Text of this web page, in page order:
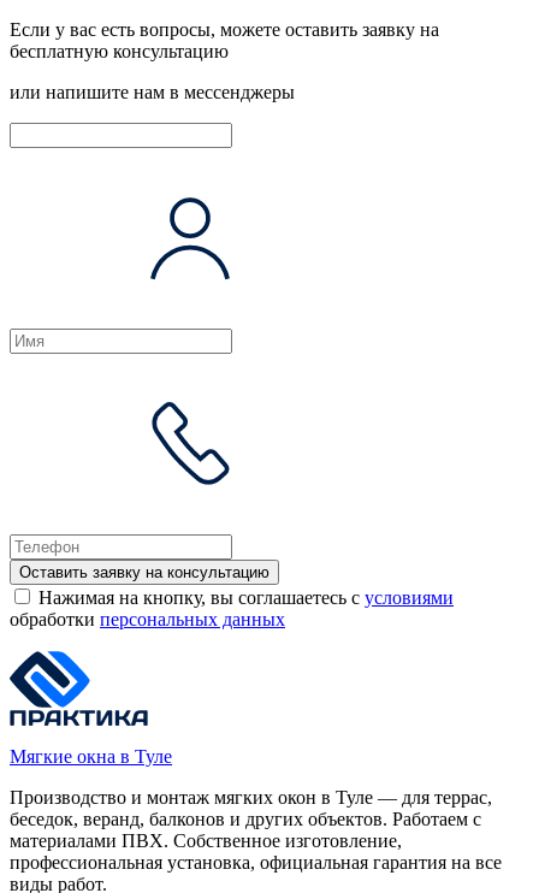
Если у вас есть вопросы, можете оставить заявку на
бесплатную консультацию
или напишите нам в мессенджеры
Оставить заявку на консультацию
Нажимая на кнопку, вы соглашаетесь с условиями
обработки персональных данных
Мягкие окна в Туле
Производство и монтаж мягких окон в Туле — для террас,
беседок, веранд, балконов и других объектов. Работаем с
материалами ПВХ. Собственное изготовление,
профессиональная установка, официальная гарантия на все
виды работ.